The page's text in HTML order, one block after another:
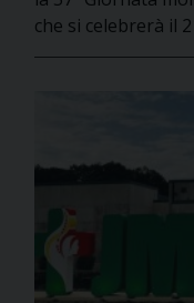
che si celebrerà il